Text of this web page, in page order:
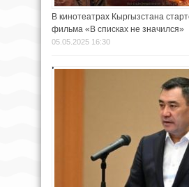
В кинотеатрах Кыргызстана
фильма «В списках не значился»
05.05.2025 16:30